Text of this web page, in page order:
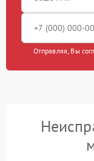
Отправляя, Вы